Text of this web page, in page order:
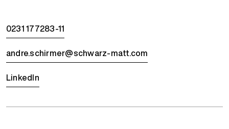
0231 177283-11
andre.schirmer@schwarz-matt.com
LinkedIn